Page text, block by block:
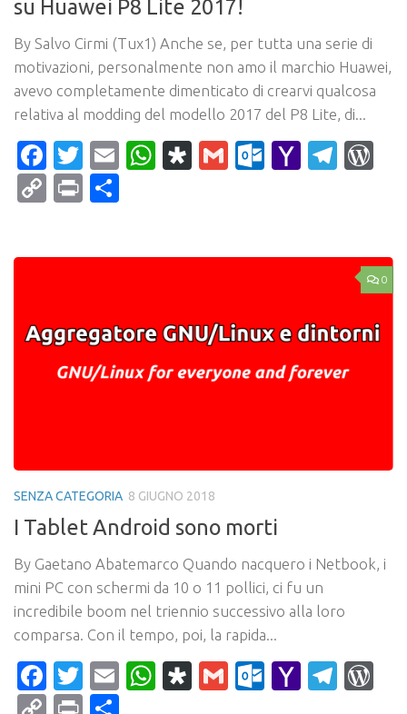
su Huawei P8 Lite 2017!
By Salvo Cirmi (Tux1) Anche se, per tutta una serie di
motivazioni, personalmente non amo il marchio Huawei,
avevo completamente dimenticato di crearvi qualcosa
relativa al modding del modello 2017 del P8 Lite, di...
Facebook
Twitter
EmailWhatsApp
Diaspora
Gmail Yahoo
CopyPrint
0
SENZA CATEGORIA 8 GIUGNO 2018
I Tablet Android sono morti
By Gaetano Abatemarco Quando nacquero i Netbook, i
mini PC con schermi da 10 o 11 pollici, ci fu un
incredibile boom nel triennio successivo alla loro
comparsa. Con il tempo, poi, la rapida...
Facebook
Twitter
EmailWhatsApp
Diaspora
Gmail Yahoo